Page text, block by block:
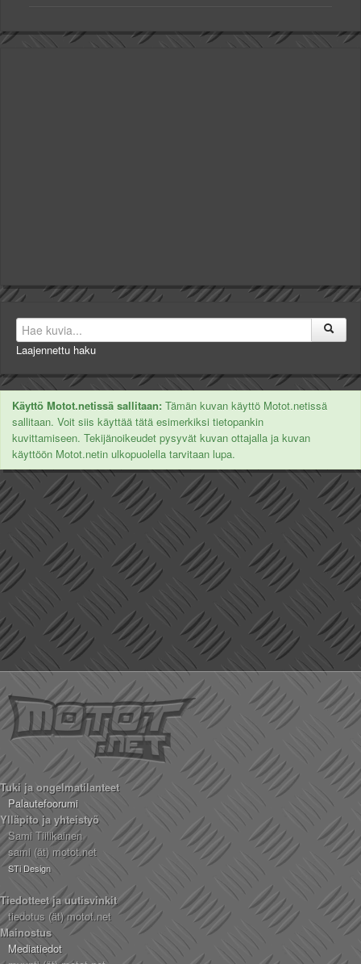
Laajennettu haku
Käyttö Motot.netissä sallitaan: Tämän kuvan käyttö Motot.netissä
sallitaan. Voit siis käyttää tätä esimerkiksi tietopankin
kuvittamiseen. Tekijänoikeudet pysyvät kuvan ottajalla ja kuvan
käyttöön Motot.netin ulkopuolella tarvitaan lupa.
Tuki ja ongelmatilanteet
Palautefoorumi
Ylläpito ja yhteistyö
Sami Tiilikainen
sami (ät) motot.net
STi Design
Tiedotteet ja uutisvinkit
tiedotus (ät) motot.net
Mainostus
Mediatiedot